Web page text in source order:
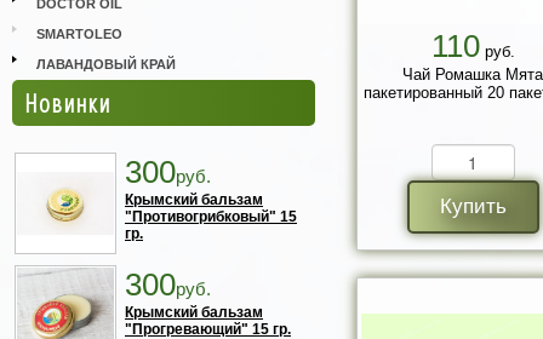
DOCTOR OIL
SMARTOLEO
ЛАВАНДОВЫЙ КРАЙ
Новинки
300руб.
Крымский бальзам
"Противогрибковый" 15
гр.
300руб.
Крымский бальзам
"Прогревающий" 15 гр.
110руб.
Чай Ромашка Мята
пакетированный 20
Купить